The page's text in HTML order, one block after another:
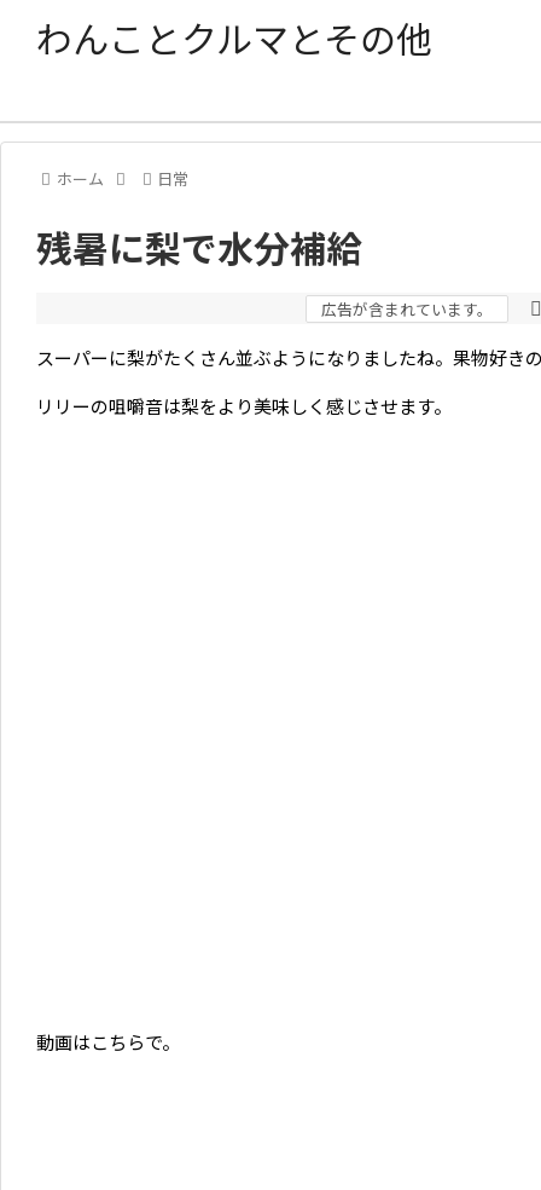
わんことクルマとその他
ホーム 日常
残暑に梨で水分補給
広告が含まれています。
スーパーに梨がたくさん並ぶようになりましたね。果物好き
リリーの咀嚼音は梨をより美味しく感じさせます。
動画はこちらで。